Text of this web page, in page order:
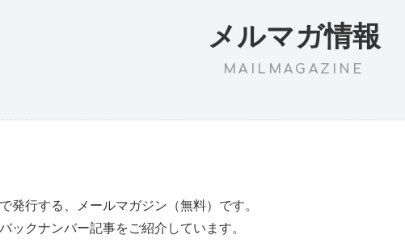
脳バランサー キッズ
こども脳機能バランサ
メルマガ情報
MAILMAGAZINE
発行する、メールマガジン（無料）です。
ックナンバー記事をご紹介しています。